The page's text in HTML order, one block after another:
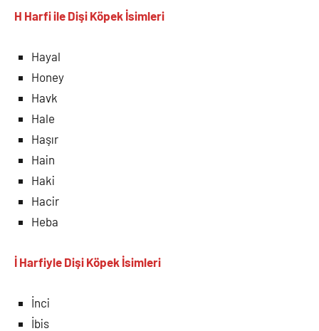
H Harfi ile Dişi Köpek İsimleri
Hayal
Honey
Havk
Hale
Haşır
Hain
Haki
Hacir
Heba
İ Harfiyle Dişi Köpek İsimleri
İnci
İbis